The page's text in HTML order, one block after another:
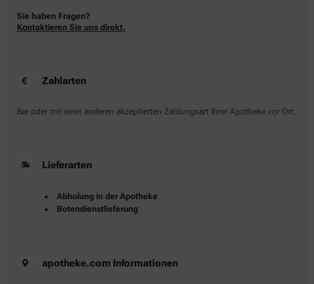
Sie haben Fragen?
Kontaktieren Sie uns direkt.
Zahlarten
Bar oder mit einer anderen akzeptierten Zahlungsart Ihrer Apotheke vor Ort.
Lieferarten
Abholung in der Apotheke
Botendienstlieferung
apotheke.com Informationen